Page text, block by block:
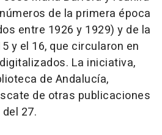
de la primera época
entre 1926 y 1929) y de la
y el 16, que circularon en
La iniciativa,
de Andalucía,
de otras publicaciones
27.